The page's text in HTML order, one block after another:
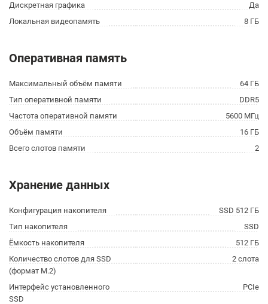
Дискретная графика
Да
Локальная видеопамять
8 ГБ
Оперативная память
Максимальный объём памяти
64 ГБ
Тип оперативной памяти
DDR5
Частота оперативной памяти
5600 МГц
Объём памяти
16 ГБ
Всего слотов памяти
2
Хранение данных
Конфигурация накопителя
SSD 512 ГБ
Тип накопителя
SSD
Ёмкость накопителя
512 ГБ
Количество слотов для SSD
(формат M.2)
2 слота
Интерфейс установленного
SSD
PCIe